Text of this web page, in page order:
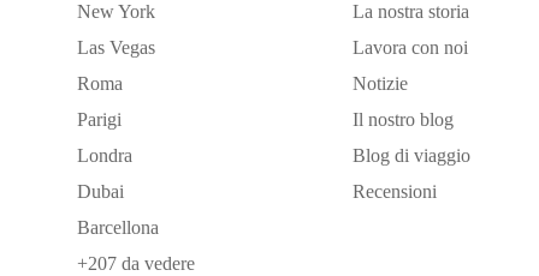
New York
Las Vegas
Roma
Parigi
Londra
Dubai
Barcellona
+207 da vedere
La nostra storia
Lavora con noi
Notizie
Il nostro blog
Blog di viaggio
Recensioni